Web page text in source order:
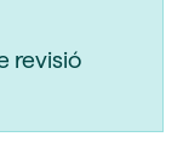
revisió